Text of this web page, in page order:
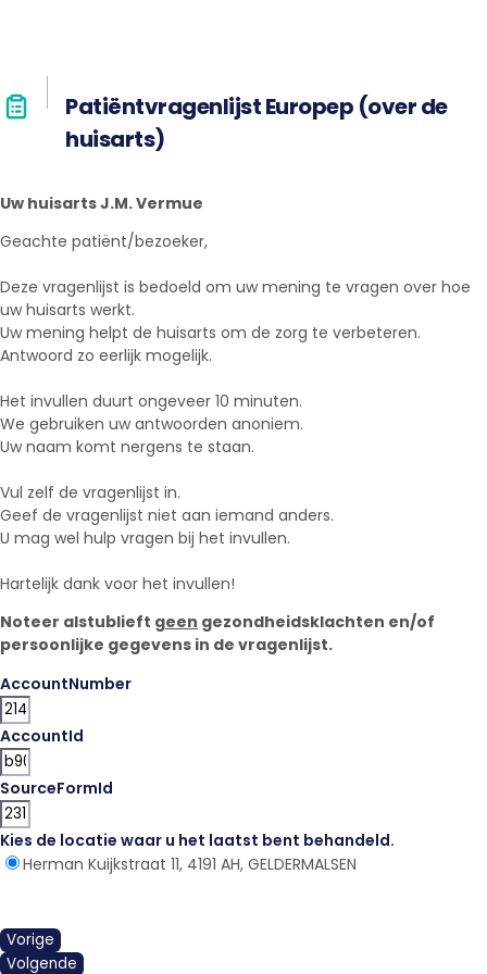
Patiëntvragenlijst Europep (over de
huisarts)
Uw huisarts J.M. Vermue
Geachte patiënt/bezoeker,
Deze vragenlijst is bedoeld om uw mening te vragen over hoe
uw huisarts werkt.
Uw mening helpt de huisarts om de zorg te verbeteren.
Antwoord zo eerlijk mogelijk.
Het invullen duurt ongeveer 10 minuten.
We gebruiken uw antwoorden anoniem.
Uw naam komt nergens te staan.
Vul zelf de vragenlijst in.
Geef de vragenlijst niet aan iemand anders.
U mag wel hulp vragen bij het invullen.
Hartelijk dank voor het invullen!
Noteer alstublieft geen gezondheidsklachten en/of
persoonlijke gegevens in de vragenlijst.
AccountNumber
AccountId
SourceFormId
Kies de locatie waar u het laatst bent behandeld.
Herman Kuijkstraat 11, 4191 AH, GELDERMALSEN
Vorige
Volgende